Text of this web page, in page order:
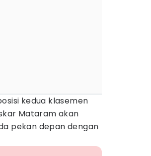
kedua klasemen
Mataram akan
pekan depan dengan